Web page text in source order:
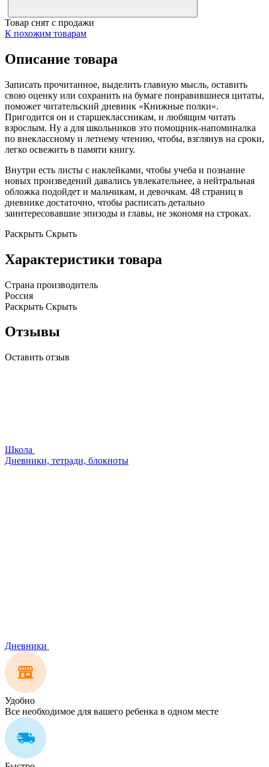
Товар снят с продажи
К похожим товарам
Описание товара
Записать прочитанное, выделить главную мысль, оставить
свою оценку или сохранить на бумаге понравившиеся цитаты,
поможет читательский дневник «Книжные полки».
Пригодится он и старшеклассникам, и любящим читать
взрослым. Ну а для школьников это помощник-напоминалка
по внеклассному и летнему чтению, чтобы, взглянув на сроки,
легко освежить в памяти книгу.
Внутри есть листы с наклейками, чтобы учеба и познание
новых произведений давались увлекательнее, а нейтральная
обложка подойдет и мальчикам, и девочкам. 48 страниц в
дневнике достаточно, чтобы расписать детально
заинтересовавшие эпизоды и главы, не экономя на строках.
Раскрыть Скрыть
Характеристики товара
Страна производитель
Россия
Раскрыть Скрыть
Отзывы
Оставить отзыв
Школа
Дневники, тетради, блокноты
Дневники
Удобно
Все необходимое для вашего ребенка в одном месте